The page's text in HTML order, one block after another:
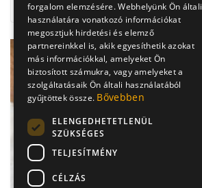
forgalom elemzésére. Webhelyünk Ön általi
használatára vonatkozó információkat
megosztjuk hirdetési és elemző
partnereinkkel is, akik egyesíthetik azokat
más információkkal, amelyeket Ön
biztosított számukra, vagy amelyeket a
szolgáltatásaik Ön általi használatából
gyűjtöttek össze. Bővebben
ELENGEDHETETLENÜL
SZÜKSÉGES
TELJESÍTMÉNY
CÉLZÁS